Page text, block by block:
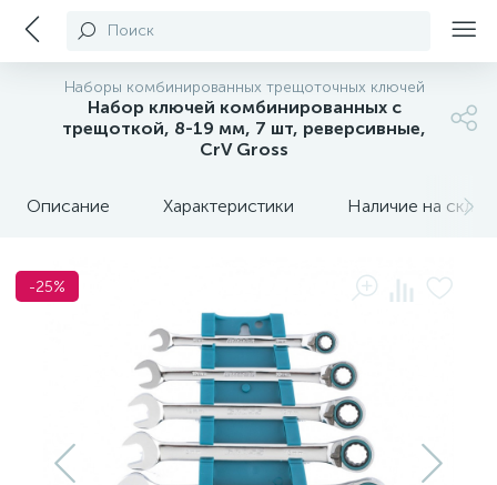
Поиск
Наборы комбинированных трещоточных ключей
Набор ключей комбинированных с
трещоткой, 8-19 мм, 7 шт, реверсивные,
CrV Gross
Описание Характеристики Наличие на
-25%